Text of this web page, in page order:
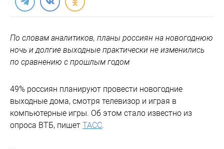
По словам аналитиков, планы россиян на новогоднюю
ночь и долгие выходные практически не изменились
по сравнению с прошлым годом
49% россиян планируют провести новогодние
выходные дома, смотря телевизор и играя в
компьютерные игры. Об этом стало известно из
опроса ВТБ, пишет ТАСС.